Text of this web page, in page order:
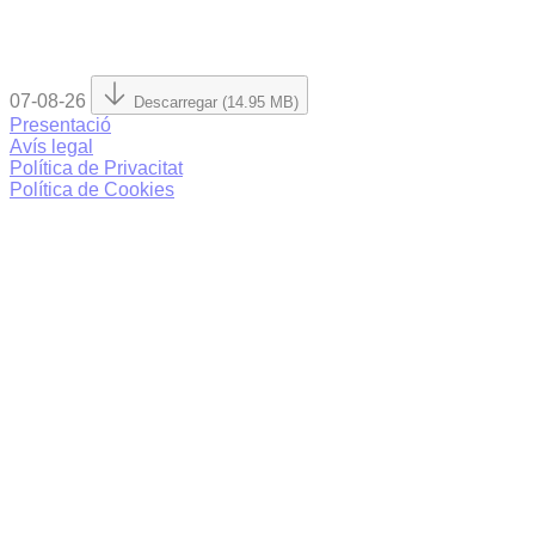
07-08-26 Descarregar (14.95 MB)
Presentació
Avís legal
Política de Privacitat
Política de Cookies